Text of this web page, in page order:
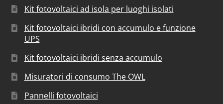
Kit fotovoltaici ad isola per luoghi isolati
Kit fotovoltaici ibridi con accumulo e funzione
UPS
Kit fotovoltaici ibridi senza accumulo
Misuratori di consumo The OWL
Pannelli fotovoltaici